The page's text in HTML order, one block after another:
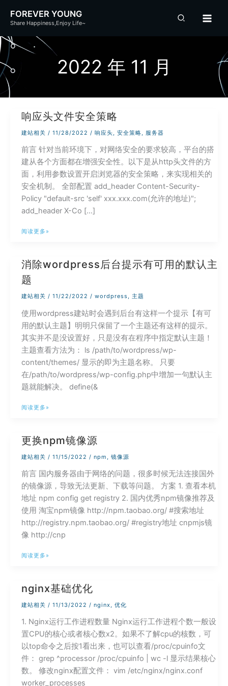
容
FOREVER YOUNG
Share Happiness,Enjoy Life~
2022 年 11 月
响应头文件安全策略
建站相关 / 11/28/2022 / 响应头, 安全策略, 服务器
前言 针对当前环境下，对网络安全的要求较高，平台的搭
建从各个方面都在增强安全性。以下是从http头文件的方
面，利用参数设置开启浏览器的安全策略，来实现相关的
安全机制。 全部配置 add_header Content-Security-
Policy "default-src 'self' xxx.xxx.com(允许的地址)";
add_header X-Co […]
响
文
件
安
策
略
阅读更多»
消除wordpress后台提示有可用的默认主
题
建站相关 / 11/22/2022 / wordpress, 主题
使用wordpress建站时会遇到后台有这样一个提示【有可
用的默认主题】明明只保留了一个主题还有这样的提示。
其实并不是没设置好，只是没有在程序中指定默认主题！
主题查看方法为： ls /path/to/wordpress/wp-
content/themes/ 显示的即为主题名称。 只要
在/path/to/wordpress/wp-config.php中增加一句默认主
题就能解决。 define(&
消
后
台
有
认
阅读更多»
更换npm镜像源
建站相关 / 11/15/2022 / npm , 镜像源
前言 国内服务器由于网络的问题，很多时候无法连接国外
的镜像源，导致无法更新、下载等问题。 方案 1. 查看本机
地址 npm config get registry 2. 国内优秀npm镜像推荐及
使用 淘宝npm镜像 http://npm.taobao.org/ #搜索地址
http://registry.npm.taobao.org/ #registry地址 cnpmjs镜
像 http://cnp
更
镜
像
阅读更多»
nginx基础优化
建站相关 / 11/13/2022 / nginx, 优化
1. Nginx运行工作进程数量 Nginx运行工作进程个数一般设
置CPU的核心或者核心数x2。如果不了解cpu的核数，可
以top命令之后按1看出来，也可以查看/proc/cpuinfo文
件： grep ^processor /proc/cpuinfo | wc -l 显示结果核心
数。 修改nginx配置文件： vim /etc/nginx/nginx.conf
worker_processes